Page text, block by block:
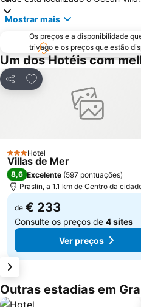
Mostrar mais
Os preços e a disponibilidade
trivago e os preços que estão
Um dos Hotéis com
Partilhar
Adicionar aos favoritos
3 Estrelas
Hotel
Villas de Mer
8,6 Excelente (597 pontuações)
Praslin, a 1.1 km de Centro da
de € 233
Consulte os preços de 4 sites
Ver preços
Outras estadias em